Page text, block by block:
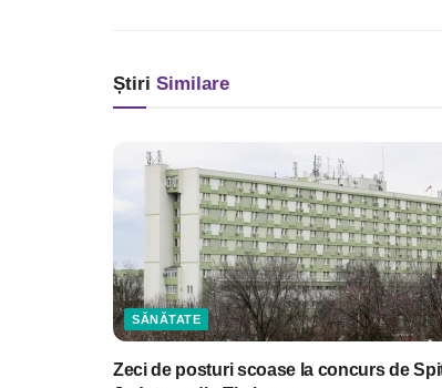
Știri Similare
SĂNĂTATE
Zeci de posturi scoase la concurs de